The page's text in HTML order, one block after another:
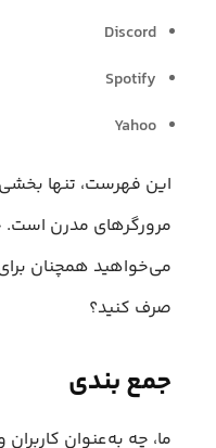
Discord
Spotify
Yahoo
این فهرست، تنها
مرورگرهای مدرن است.
صرف کنید؟
جمع بندی
ما، چه به‌عنوان